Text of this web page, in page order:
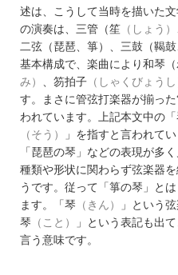
述は、こうして当時を描いた
の演奏は、三管（笙 （しょう）
二弦（琵琶、箏）、三鼓（鞨
基本構成で、楽曲により和琴
み） 、笏拍子 （しゃくびょうし
す。まさに管弦打楽器が揃っ
われています。上記本文中の「
（そう）
」を指すと言われて
「琵琶の琴」などの表現が多
種類や形状に関わらず弦楽器
うです。従って「箏の琴」と
ます。「琴 （きん） 」という
琴 （こと）
」という表記も出
言う意味です。